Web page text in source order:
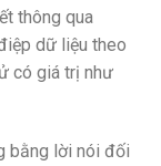
thông qua
dữ liệu theo
có giá trị như
bằng lời nói đối